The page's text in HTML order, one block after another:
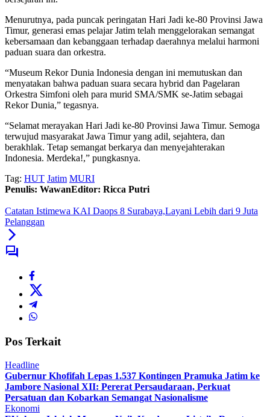
Menurutnya, pada puncak peringatan Hari Jadi ke-80 Provinsi Jawa
Timur, generasi emas pelajar Jatim telah menggelorakan semangat
kebersamaan dan kebanggaan terhadap daerahnya melalui harmoni
paduan suara dan orkestra.
“Museum Rekor Dunia Indonesia dengan ini memutuskan dan
menyatakan bahwa paduan suara secara hybrid dan Pagelaran
Orkestra Simfoni oleh para murid SMA/SMK se-Jatim sebagai
Rekor Dunia,” tegasnya.
“Selamat merayakan Hari Jadi ke-80 Provinsi Jawa Timur. Semoga
terwujud masyarakat Jawa Timur yang adil, sejahtera, dan
berakhlak. Tetap semangat berkarya dan menyejahterakan
Indonesia. Merdeka!,” pungkasnya.
Tag: HUT Jatim MURI
Penulis: WawanEditor: Ricca Putri
Catatan Istimewa KAI Daops 8 Surabaya,Layani Lebih dari 9 Juta
Pelanggan
Pos Terkait
Headline
Gubernur Khofifah Lepas 1.537 Kontingen Pramuka Jatim ke
Jambore Nasional XII: Pererat Persaudaraan, Perkuat
Persatuan dan Kobarkan Semangat Nasionalisme
Ekonomi